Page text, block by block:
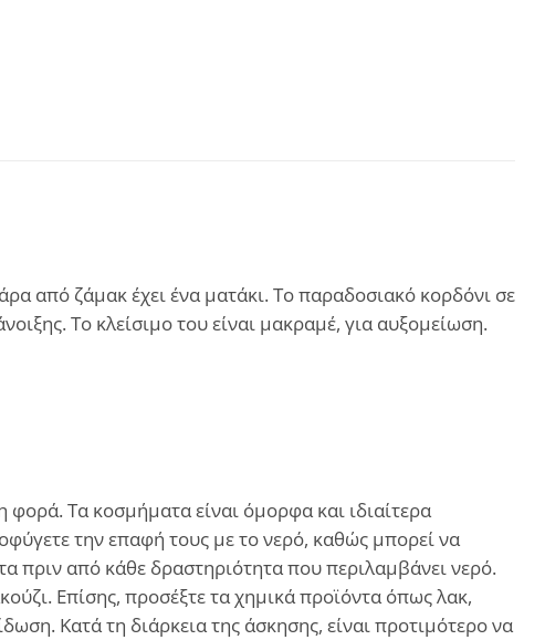
από ζάμακ έχει ένα ματάκι. Το παραδοσιακό κορδόνι σε
Το κλείσιμο του είναι μακραμέ, για αυξομείωση.
Τα κοσμήματα είναι όμορφα και ιδιαίτερα
την επαφή τους με το νερό, καθώς μπορεί να
πριν από κάθε δραστηριότητα που περιλαμβάνει νερό.
Επίσης, προσέξτε τα χημικά προϊόντα όπως λακ,
Κατά τη διάρκεια της άσκησης, είναι προτιμότερο να